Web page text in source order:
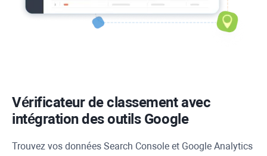
Vérificateur de classement avec
intégration des outils Google
Trouvez vos données Search Console et Google Analytics